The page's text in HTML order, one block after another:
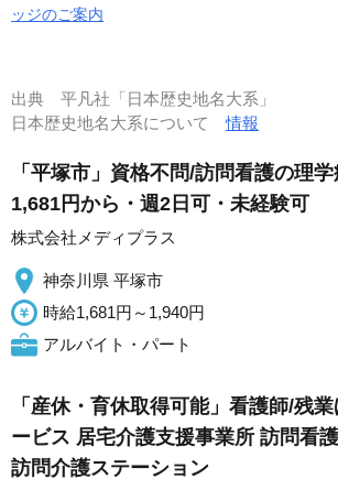
ッジのご案内
出典 平凡社「日本歴史地名大系」
日本歴史地名大系について情報
「平塚市」資格不問/訪問看護の理
1,681円から・週2日可・未経験可
株式会社メディプラス
神奈川県 平塚市
時給1,681円～1,940円
アルバイト・パート
「産休・育休取得可能」看護師/残
ービス 居宅介護支援事業所 訪問看護ステーション
訪問介護ステーション